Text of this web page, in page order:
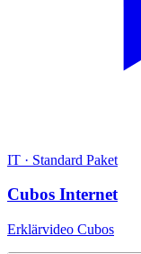
IT · Standard Paket
Cubos Internet
Erklärvideo Cubos